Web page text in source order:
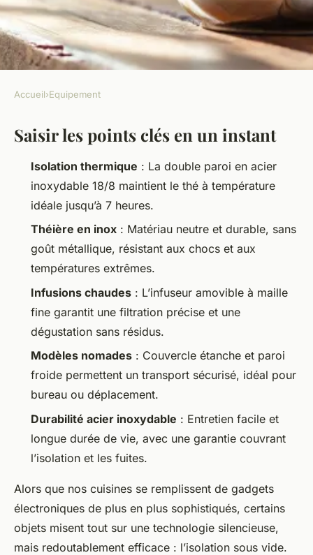
EQUIPEMENT
Les avantages inattendus de la
théière isotherme en acier
pour vos infusions
Jean-Guillaume
Accueil›Equipement
Saisir les points clés en un instant
Isolation thermique : La double paroi en acier
inoxydable 18/8 maintient le thé à température
idéale jusqu’à 7 heures.
Théière en inox : Matériau neutre et durable, sans
goût métallique, résistant aux chocs et aux
températures extrêmes.
Infusions chaudes : L’infuseur amovible à maille
fine garantit une filtration précise et une
dégustation sans résidus.
Modèles nomades : Couvercle étanche et paroi
froide permettent un transport sécurisé, idéal pour
bureau ou déplacement.
Durabilité acier inoxydable : Entretien facile et
longue durée de vie, avec une garantie couvrant
l’isolation et les fuites.
Alors que nos cuisines se remplissent de gadgets
électroniques de plus en plus sophistiqués, certains
objets misent tout sur une technologie silencieuse,
mais redoutablement efficace : l’isolation sous vide.